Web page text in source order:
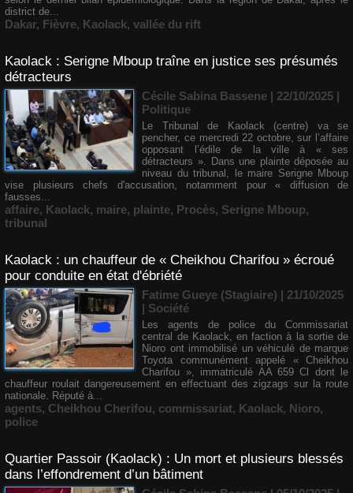
district de...
Dakar, Fièvre, Kaolack, vallée du rift
Kaolack : Serigne Mboup traîne en justice ses présumés
détracteurs
Cécile Sabina Bassene | 22/10/2025 |
Politique
Le Tribunal de Kaolack (centre) va se
pencher, ce mercredi 22 octobre, sur l’affaire
opposant l’édile de la ville à « ses
détracteurs ». Dans une plainte déposée au
niveau du tribunal, le maire Serigne Mboup
vise plusieurs chefs d'accusation, notamment pour « diffusion de
fausses...
affaire, Kaolack, maire, plainte, Procès, Serigne Mboup,
tribunal
Kaolack : un chauffeur de « Cheikhou Charifou » écroué
pour conduite en état d'ébriété
Fatime Gueye (Stagiaire) | 21/10/2025
| Société
Les agents de police du Commissariat
central de Kaolack, en faction à la sortie de
Nioro ont immobilisé un véhiculé de marque
Toyota communément appelé « Cheikhou
Charifou », immatriculé AA 659 Cl dont le
chauffeur roulait dangereusement en effectuant des zigzags sur la route
nationale. Réputé à...
agents, Cheikhou Cherifou, commissariat, Kaolack, Nioro,
police
Quartier Passoir (Kaolack) : Un mort et plusieurs blessés
dans l’effondrement d’un bâtiment